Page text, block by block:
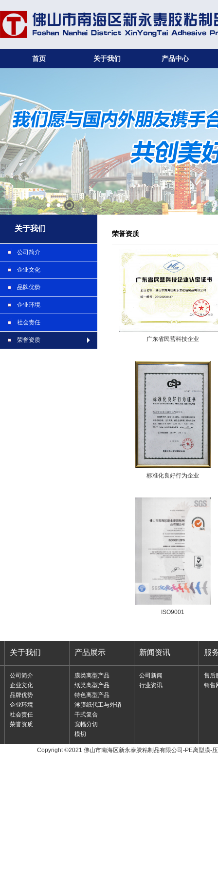
首页 关于我们 产品中心
关于我们
公司简介
企业文化
品牌优势
企业环境
社会责任
荣誉资质
荣誉资质
广东省民营科技企业
标准化良好行为企业
ISO9001
关于我们 产品展示 新闻资讯 服
公司简介
企业文化
品牌优势
企业环境
社会责任
荣誉资质
膜类离型产品
纸类离型产品
特色离型产品
淋膜纸代工与外销
干式复合
宽幅分切
模切
公司新闻
行业资讯
售后
销售
Copyright©2021 佛山市南海区新永泰胶粘制品有限公司-PE离型膜-